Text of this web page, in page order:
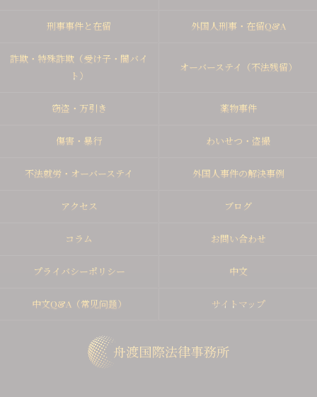
刑事事件と在留 外国人刑事・在留Q&A
詐欺・特殊詐欺（受け子・闇バイ
ト）
オーバーステイ（不法残留）
窃盗・万引き 薬物事件
傷害・暴行 わいせつ・盗撮
不法就労・オーバーステイ 外国人事件の解決事例
アクセス ブログ
コラム お問い合わせ
プライバシーポリシー 中文
中文Q&A（常见问题） サイトマップ